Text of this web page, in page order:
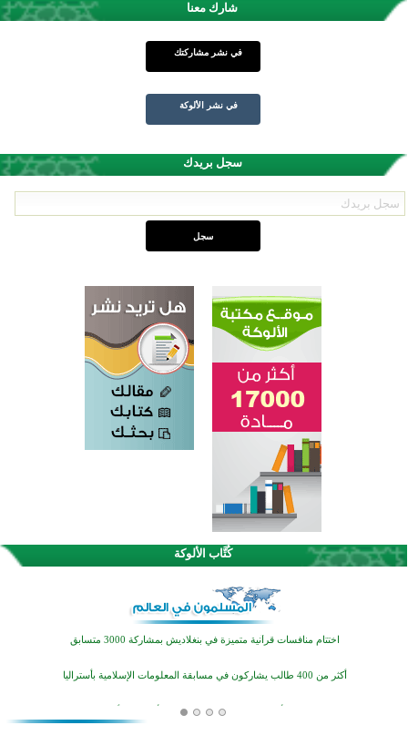
شارك معنا
في نشر مشاركتك
في نشر الألوكة
سجل بريدك
كُتَّاب الألوكة
اختتام الدورة التاسعة لمسابقة حفظ وتلاوة القرآن الكريم في أزناكاييف
تيسليتش تختتم برنامجا تعليميا لتعزيز القيم وبناء الشخصية للشباب المسلمين
اختتام منافسات قرآنية متميزة في بنغلاديش بمشاركة 3000 متسابق
أكثر من 400 طالب يشاركون في مسابقة المعلومات الإسلامية بأستراليا
افتتاح تاريخي لأول مسجد في بلييفليا بالجبل الأسود منذ أكثر من قرن